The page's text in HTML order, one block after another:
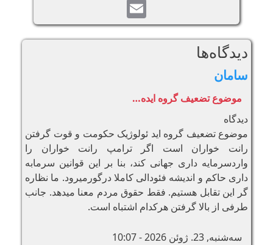
Email
دیدگاه‌ها
سامان
موضوع تضعیف گروه ایده…
دیدگاه
موضوع تضعیف گروه اید ئولوژیک حکومت و قوت گرفتن
رانت خواران است اگر ترامپ رانت خواران را
واردسرمایه داری جهانی کند، بنا بر این قوانین سرمابه
داری حاکم و اندیشه فئودالی کاملا درگورمیرود. ما نظاره
گر این تقابل هستیم. فقط حقوق مردم معنا میدهد. جانب
طرفی از بالا گرفتن هرکدام اشتباه است.
سه‌شنبه, 23. ژوئن 2026 - 10:07